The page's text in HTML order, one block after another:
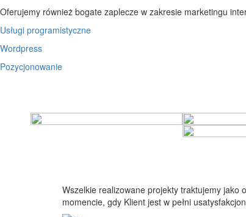
Oferujemy również bogate zaplecze w zakresie marketingu
Usługi programistyczne
Wordpress
Pozycjonowanie
Wszelkie realizowane projekty traktujemy jako
momencie, gdy Klient jest w pełni